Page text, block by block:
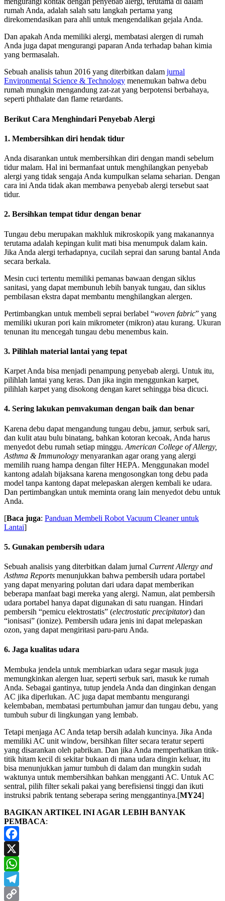
rumah Anda, adalah salah satu langkah pertama yang
direkomendasikan para ahli untuk mengendalikan gejala Anda.
Dan apakah Anda memiliki alergi, membatasi alergen di rumah
Anda juga dapat mengurangi paparan Anda terhadap bahan kimia
yang bermasalah.
Sebuah analisis tahun 2016 yang diterbitkan dalam jurnal
Environmental Science & Technology menemukan bahwa debu
rumah mungkin mengandung zat-zat yang berpotensi berbahaya,
seperti phthalate dan flame retardants.
Berikut Cara Menghindari Penyebab Alergi
1. Membersihkan diri hendak tidur
Anda disarankan untuk membersihkan diri dengan mandi sebelum
tidur malam. Hal ini bermanfaat untuk menghilangkan penyebab
alergi yang tidak sengaja Anda kumpulkan selama seharian. Dengan
cara ini Anda tidak akan membawa penyebab alergi tersebut saat
tidur.
2. Bersihkan tempat tidur dengan benar
Tungau debu merupakan makhluk mikroskopik yang makanannya
terutama adalah kepingan kulit mati bisa menumpuk dalam kain.
Jika Anda alergi terhadapnya, cucilah seprai dan sarung bantal Anda
secara berkala.
Mesin cuci tertentu memiliki pemanas bawaan dengan siklus
sanitasi, yang dapat membunuh lebih banyak tungau, dan siklus
pembilasan ekstra dapat membantu menghilangkan alergen.
Pertimbangkan untuk membeli seprai berlabel “woven fabric” yang
memiliki ukuran pori kain mikrometer (mikron) atau kurang. Ukuran
tenunan itu mencegah tungau debu menembus kain.
3. Pilihlah material lantai yang tepat
Karpet Anda bisa menjadi penampung penyebab alergi. Untuk itu,
pilihlah lantai yang keras. Dan jika ingin menggunkan karpet,
pilihlah karpet yang disokong dengan karet sehingga bisa dicuci.
4. Sering lakukan pemvakuman dengan baik dan benar
Karena debu dapat mengandung tungau debu, jamur, serbuk sari,
dan kulit atau bulu binatang, bahkan kotoran kecoak, Anda harus
menyedot debu rumah setiap minggu. American College of Allergy,
Asthma & Immunology menyarankan agar orang yang alergi
memilih ruang hampa dengan filter HEPA. Menggunakan model
kantong adalah bijaksana karena mengosongkan tong debu pada
model tanpa kantong dapat melepaskan alergen kembali ke udara.
Dan pertimbangkan untuk meminta orang lain menyedot debu untuk
Anda.
[Baca juga: Panduan Membeli Robot Vacuum Cleaner untuk
Lantai]
5. Gunakan pembersih udara
Sebuah analisis yang diterbitkan dalam jurnal Current Allergy and
Asthma Reports menunjukkan bahwa pembersih udara portabel
yang dapat menyaring polutan dari udara dapat memberikan
beberapa manfaat bagi mereka yang alergi. Namun, alat pembersih
udara portabel hanya dapat digunakan di satu ruangan. Hindari
pembersih “pemicu elektrostatis” (electrostatic precipitator) dan
“ionisasi” (ionize). Pembersih udara jenis ini dapat melepaskan
ozon, yang dapat mengiritasi paru-paru Anda.
6. Jaga kualitas udara
Membuka jendela untuk membiarkan udara segar masuk juga
memungkinkan alergen luar, seperti serbuk sari, masuk ke rumah
Anda. Sebagai gantinya, tutup jendela Anda dan dinginkan dengan
AC jika diperlukan. AC juga dapat membantu mengurangi
kelembaban, membatasi pertumbuhan jamur dan tungau debu, yang
tumbuh subur di lingkungan yang lembab.
Tetapi menjaga AC Anda tetap bersih adalah kuncinya. Jika Anda
memiliki AC unit window, bersihkan filter secara teratur seperti
yang disarankan oleh pabrikan. Dan jika Anda memperhatikan titik-
titik hitam kecil di sekitar bukaan di mana udara dingin keluar, itu
bisa menunjukkan jamur tumbuh di dalam dan mungkin sudah
waktunya untuk membersihkan bahkan mengganti AC. Untuk AC
sentral, pilih filter sekali pakai yang berefisiensi tinggi dan ikuti
instruksi pabrik tentang seberapa sering menggantinya.[MY24]
BAGIKAN ARTIKEL INI AGAR LEBIH BANYAK
PEMBACA:
Facebook
X
WhatsApp
Telegram